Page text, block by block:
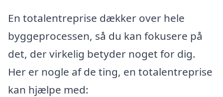
En totalentreprise dækker over hele
byggeprocessen, så du kan fokusere på
det, der virkelig betyder noget for dig.
Her er nogle af de ting, en totalentreprise
kan hjælpe med: